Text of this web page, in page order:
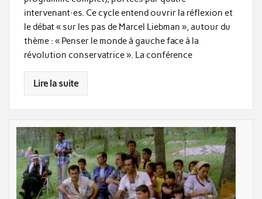
intervenant·es. Ce cycle entend ouvrir la réflexion et
le débat « sur les pas de Marcel Liebman », autour du
thème : « Penser le monde à gauche face à la
révolution conservatrice ». La conférence
Lire la suite